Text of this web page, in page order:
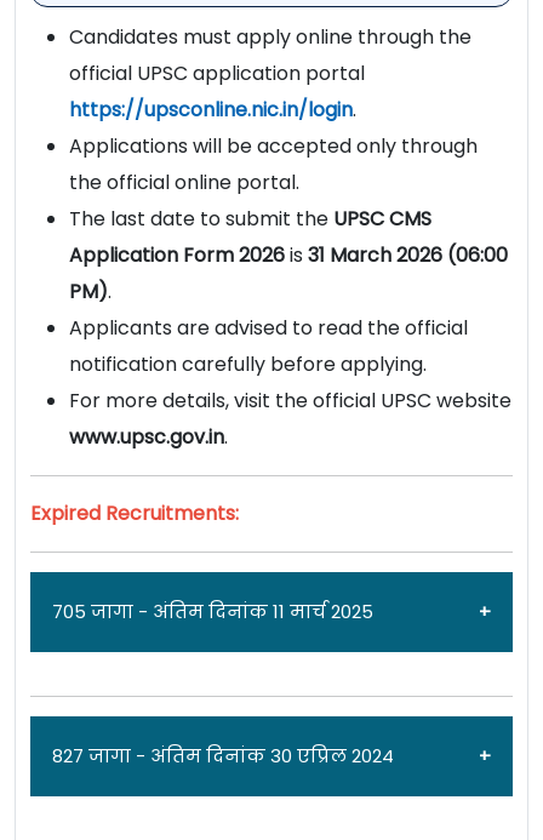
Candidates must apply online through the
official UPSC application portal
https://upsconline.nic.in/login.
Applications will be accepted only through
the official online portal.
The last date to submit the UPSC CMS
Application Form 2026is 31 March 2026 (06:00
PM).
Applicants are advised to read the official
notification carefully before applying.
For more details, visit the official UPSC website
www.upsc.gov.in.
Expired Recruitments:
705 जागा - अंतिम दिनांक 11 मार्च 2025
जाहिरात दिनांक: 20/02/25
827 जागा - अंतिम दिनांक 30 एप्रिल 2024